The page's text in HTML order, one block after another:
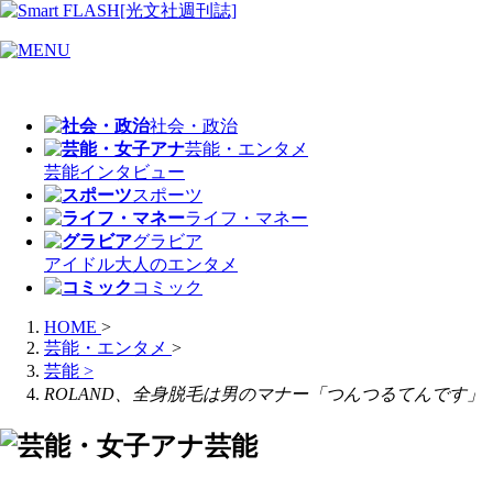
社会・政治
芸能・エンタメ
芸能インタビュー
スポーツ
ライフ・マネー
グラビア
アイドル大人のエンタメ
コミック
HOME >
芸能・エンタメ >
芸能 >
ROLAND、全身脱毛は男のマナー「つんつるてんです」
芸能